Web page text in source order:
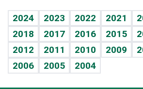
Vida y familia
Eñe
Celebrando la vida
Sin complejos
BRV
TBT Deportivo
Más firmas
Guía del dinero
Horóscopos
Juegos
2024 2023 2022 2021
2018
2017 2016 2015
2012
2011 2010 2009
2006
2005 2004